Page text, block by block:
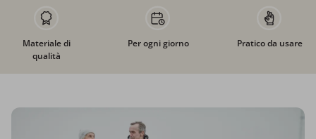
Materiale di
qualità
Per ogni giorno Pratico da usare